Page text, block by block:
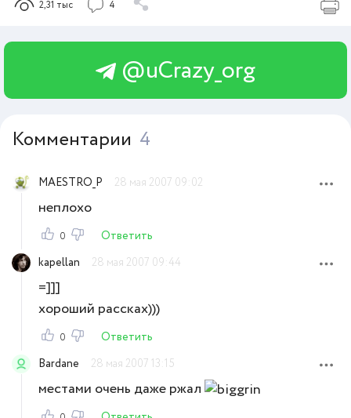
2,31 тыс 4
@uCrazy_org
Комментарии 4
MAESTRO_P 28 мая 2007 09:02
неплохо
0
Ответить
kapellan
28 мая 2007 09:44
=]]]
хороший рассках)))
0
Ответить
Bardane
28 мая 2007 13:15
местами очень даже ржал